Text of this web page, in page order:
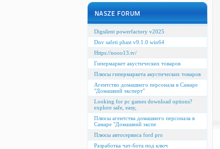
Digsilent powerfactory v2025
Dnv safeti phast v9.1.0 win64
Https://nooo13.tv/
Гипермаркет акустических товаров
Плюсы гипермаркета акустических товаров
Агентство домашнего персонала в Самаре
"Домашний эксперт"
Looking for pc games download options?
explore safe, easy,
Плюсы агентства домашнего персонала в
Самаре "Домашний экспе
Плюсы автосервиса ford pro
Разработка чат-бота под ключ